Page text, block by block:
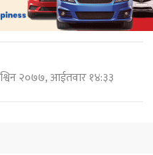
२०७७, आईतवार १४:३३